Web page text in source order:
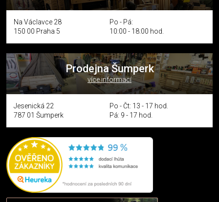
Na Václavce 28
150 00 Praha 5
Po - Pá:
10:00 - 18:00 hod.
Prodejna Šumperk
více informací
Jesenická 22
787 01 Šumperk
Po - Čt: 13 - 17 hod.
Pá: 9 - 17 hod.